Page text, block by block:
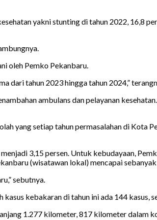
yakni stunting di tahun 2022, 16,8
oleh Pemko Pekanbaru.
dari tahun 2023 hingga tahun 2024,”
ambulans dan pelayanan
yang setiap tahun permasalahan di Kota
3,15 persen. Untuk kebudayaan,
(wisatawan lokal) mencapai
sebutnya.
kebakaran di tahun ini ada 144 kasus,
1.277 kilometer, 817 kilometer dalam